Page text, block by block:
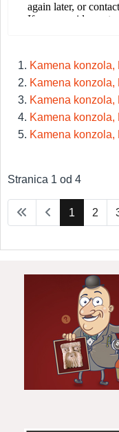
Kamena konzola,
Kamena konzola,
Kamena konzola,
Kamena konzola,
Kamena konzola,
Stranica 1 od 4
1 2